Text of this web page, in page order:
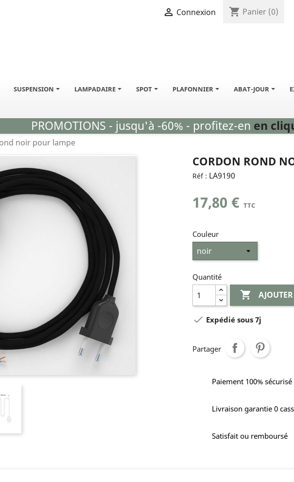
 Connexion shopping_cart Panier (0)
SUSPENSION LAMPADAIRE SPOT PLAFONNIER ABAT-JOUR
PROMOTIONS - jusqu'à -60% - profitez-en en
noir pour lampe
CORDON ROND
Réf : LA9190
17,80 € TTC
Couleur
Quantité

 Expédié sous 7j
Partager
Paiement 100% sécurisé
Livraison garantie 0
Satisfait ou remboursé